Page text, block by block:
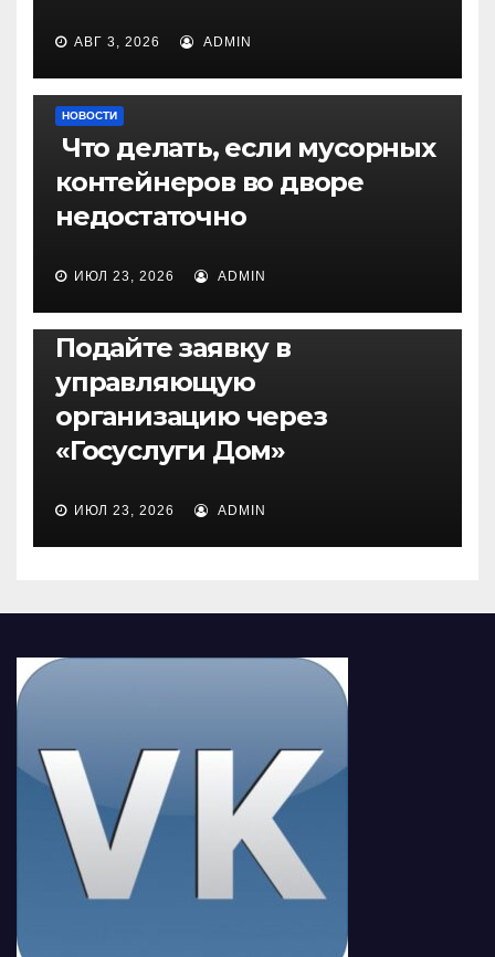
АВГ 3, 2026 ADMIN
НОВОСТИ
Что делать, если мусорных
контейнеров во дворе
недостаточно
ИЮЛ 23, 2026 ADMIN
НОВОСТИ
Подайте заявку в
управляющую
организацию через
«Госуслуги Дом»
ИЮЛ 23, 2026 ADMIN